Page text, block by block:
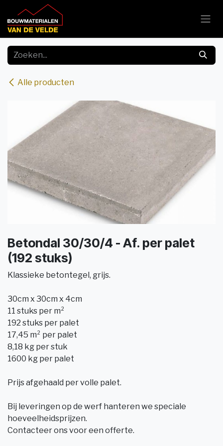
Overslaan naar inhoud
Alle producten
Betondal 30/30/4 - Af. per palet
(192 stuks)
Klassieke betontegel, grijs.
30cm x 30cm x 4cm
11 stuks per m²
192 stuks per palet
17,45 m² per palet
8,18 kg per stuk
1600 kg per palet
Prijs afgehaald per volle palet.
Bij leveringen op de werf hanteren we speciale
hoeveelheidsprijzen.
Contacteer ons voor een offerte.